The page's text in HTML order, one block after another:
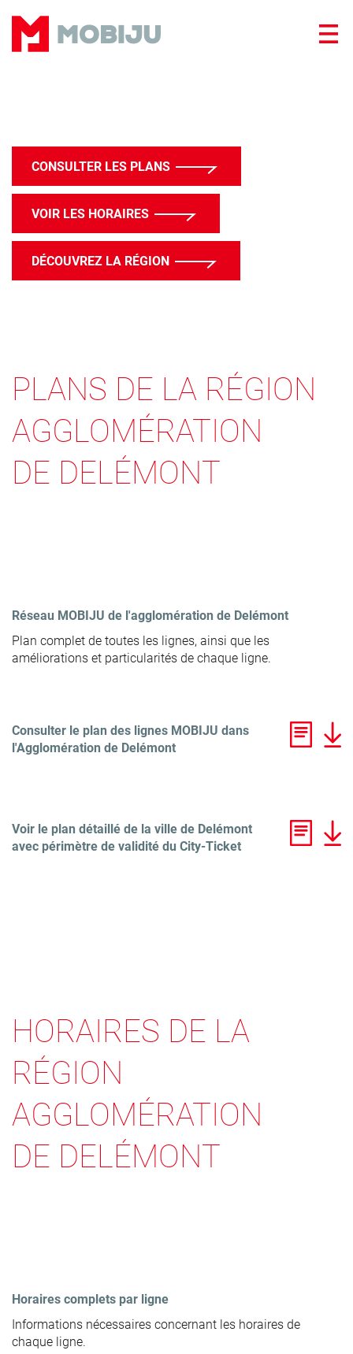
CONSULTER LES PLANS
VOIR LES HORAIRES
DÉCOUVREZ LA RÉGION
PLANS DE LA RÉGION
AGGLOMÉRATION
DE DELÉMONT
Réseau MOBIJU de l'agglomération de Delémont
Plan complet de toutes les lignes, ainsi que les
améliorations et particularités de chaque ligne.
Consulter le plan des lignes MOBIJU dans
l'Agglomération de Delémont
Voir le plan détaillé de la ville de Delémont
avec périmètre de validité du City-Ticket
HORAIRES DE LA
RÉGION
AGGLOMÉRATION
DE DELÉMONT
Horaires complets par ligne
Informations nécessaires concernant les horaires de
chaque ligne.